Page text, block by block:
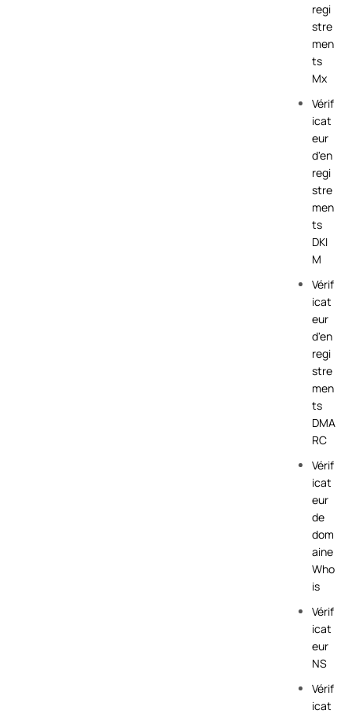
regi
stre
men
ts
Mx
Vérif
icat
eur
d'en
regi
stre
men
ts
DKI
M
Vérif
icat
eur
d'en
regi
stre
men
ts
DMA
RC
Vérif
icat
eur
de
dom
aine
Who
is
Vérif
icat
eur
NS
Vérif
icat